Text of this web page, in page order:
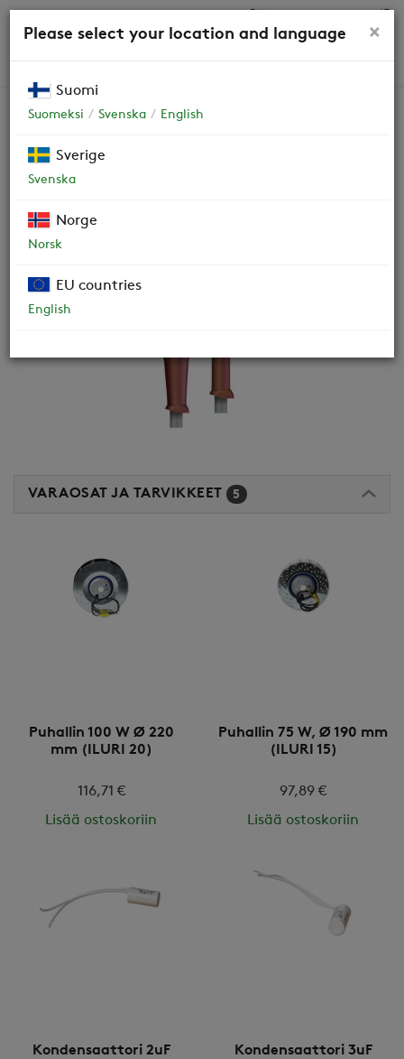
ROOF
HUOLTO
VARAOSAT JA TARVIKKEET 5
Puhallin 100 W Ø 220
mm (ILURI 20)
116,71 €
Lisää ostoskoriin
Puhallin 75 W, Ø 190 mm
(ILURI 15)
97,89 €
Lisää ostoskoriin
Kondensaattori 2uF
Kondensaattori 3uF
×
Please select your location and language
Suomi
Suomeksi Svenska English
Sverige
Svenska
Norge
Norsk
EU countries
English